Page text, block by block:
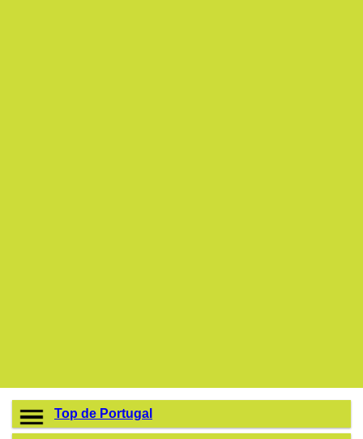
Top de Portugal